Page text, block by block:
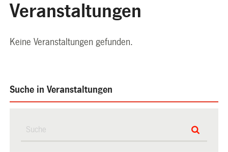
Veranstaltungen
Keine Veranstaltungen gefunden.
Suche in Veranstaltungen